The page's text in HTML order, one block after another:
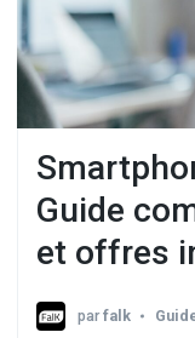
Guide
et offres
parfalk